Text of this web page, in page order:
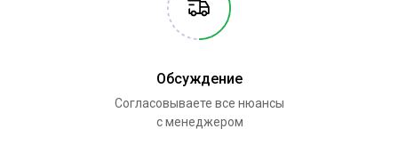
Согласовываете все нюансы
с менеджером
Обсуждение